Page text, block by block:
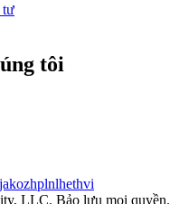
tư
tôi
jakozhplnlhethvi
LLC. Bảo lưu mọi quyền.